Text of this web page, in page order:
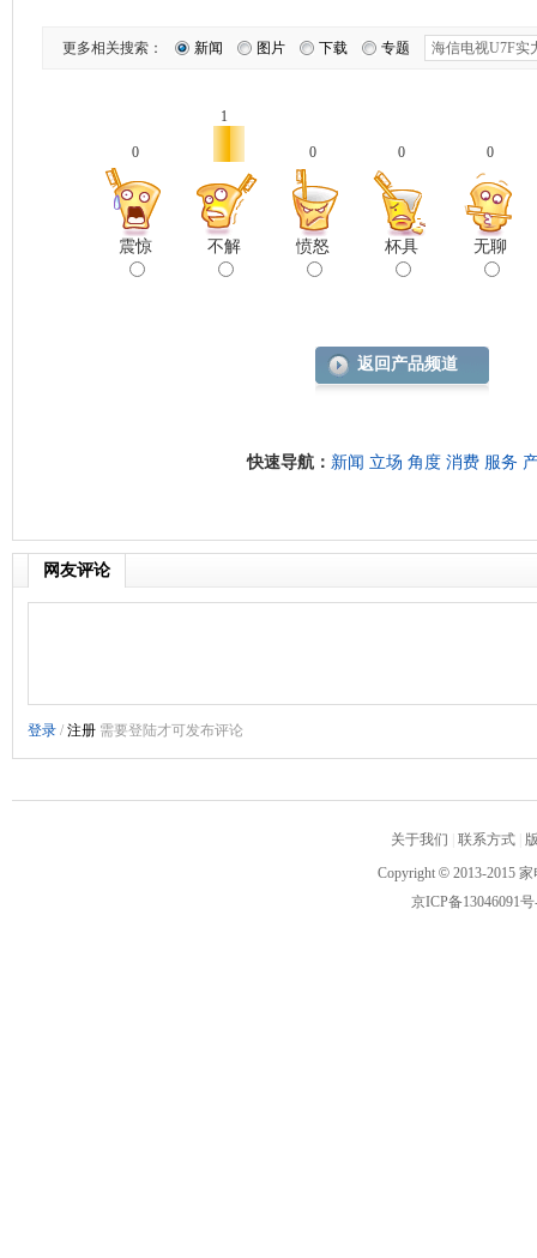
更多相关搜索： 新闻 图片 下载 专题
0
震惊
1
不解
0
愤怒
0
杯具
0
无聊
返回产品频道
快速导航： 新闻 立场 角度 消费 服务
网友评论
关于我们 联系方式
Copyright © 2013-2015
京ICP备13046091号